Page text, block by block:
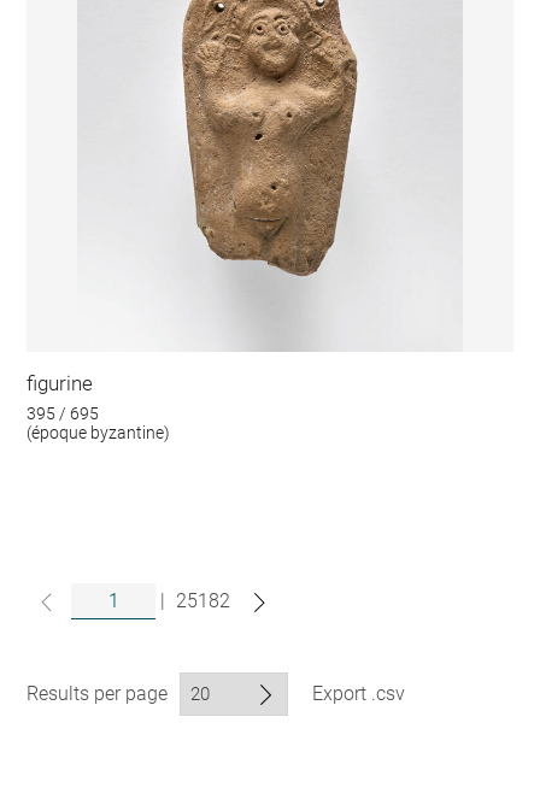
figurine
395 / 695
(époque byzantine)
| 25182
Results per page Export .csv